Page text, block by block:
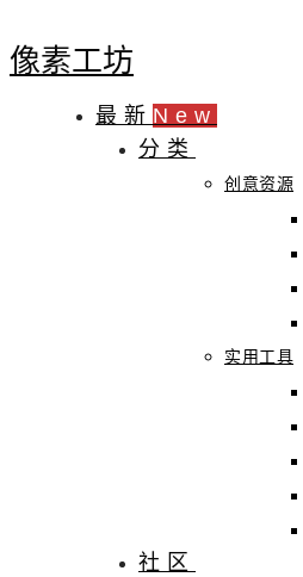
像素工坊
最新 New
分类
创意资源
实用工具
社区